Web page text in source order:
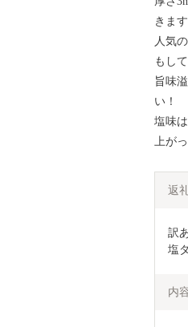
きます
人気
もし
旨味
い！
塩味
上が
返
訳
塩
内